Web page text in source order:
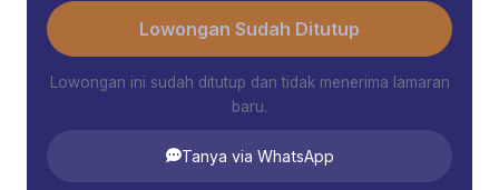
Lowongan Sudah Ditutup
Lowongan ini sudah ditutup dan tidak menerima lamaran
baru.
Tanya via WhatsApp